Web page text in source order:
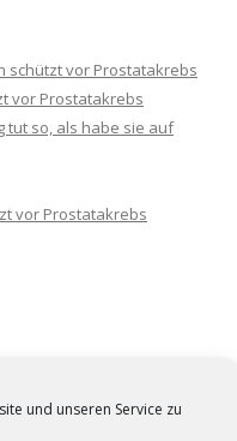
und unseren Service zu
schützt vor Prostatakrebs
vor Prostatakrebs
tut so, als habe sie auf
vor Prostatakrebs